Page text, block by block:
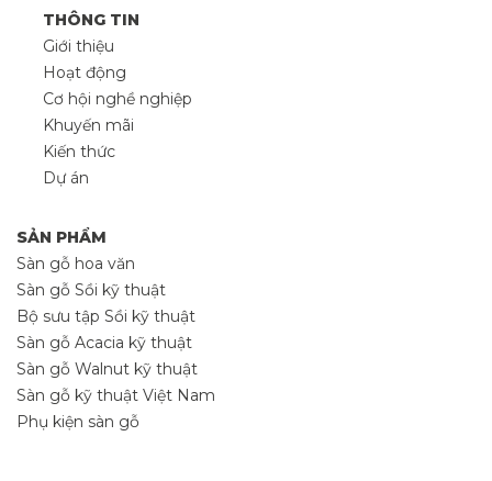
THÔNG TIN
Giới thiệu
Hoạt động
Cơ hội nghề nghiệp
Khuyến mãi
Kiến thức
Dự án
SẢN PHẨM
Sàn gỗ hoa văn
Sàn gỗ Sồi kỹ thuật
Bộ sưu tập Sồi kỹ thuật
Sàn gỗ Acacia kỹ thuật
Sàn gỗ Walnut kỹ thuật
Sàn gỗ kỹ thuật Việt Nam
Phụ kiện sàn gỗ